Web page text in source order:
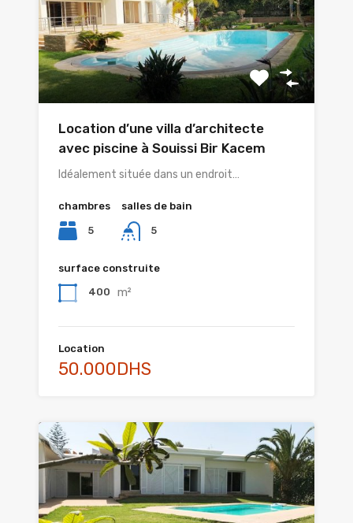
Location d’une villa d’architecte
avec piscine à Souissi Bir Kacem
Idéalement située dans un endroit…
chambres
5
salles de bain
5
surface construite
400 m²
Location
50.000DHS